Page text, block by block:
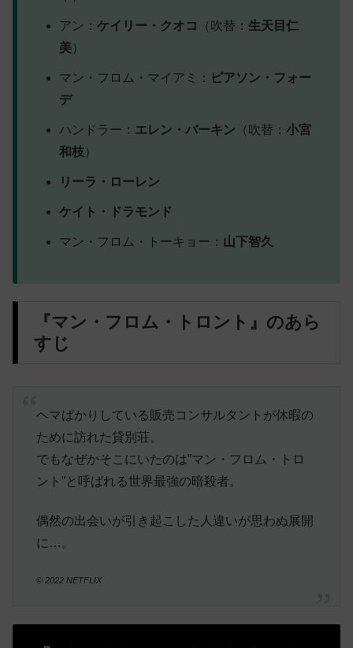
アン：ケイリー・クオコ （吹替：生天目仁
美）
マン・フロム・マイアミ： ピアソン・フォー
デ
ハンドラー： エレン・バーキン （吹替：小宮
和枝）
リーラ・ローレン
ケイト・ドラモンド
マン・フロム・トーキョー： 山下智久
『マン・フロム・トロント』のあら
すじ
ヘマばかりしている販売コンサルタントが休暇の
ために訪れた貸別荘。
でもなぜかそこにいたのは”マン・フロム・トロ
ント”と呼ばれる世界最強の暗殺者。
偶然の出会いが引き起こした人違いが思わぬ展開
に…。
© 2022 NETFLIX